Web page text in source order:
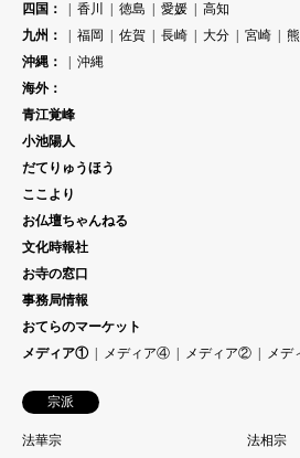
四国：
香川 徳島 愛媛
高知
九州：
福岡 佐賀 長崎 大分 宮崎
沖縄：
沖縄
海外：
青江覚峰
小池陽人
だてりゅうほう
ここより
お仏壇ちゃんねる
文化時報社
お寺の窓口
事務局情報
おてらのマーケット
メディア①
メディア④ メディア② メデ
宗派
法華宗
法相宗